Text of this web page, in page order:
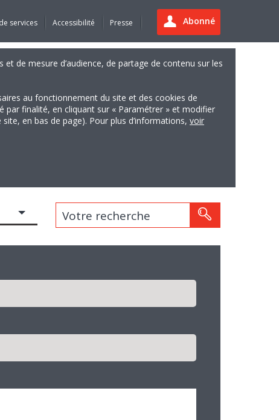
Abonné
services Accessibilité Presse
de mesure d’audience, de partage de contenu sur les
au fonctionnement du site et des cookies de
par finalité, en cliquant sur « Paramétrer » et modifier
en bas de page). Pour plus d’informations, voir
Votre recherche